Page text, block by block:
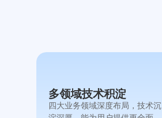
多领域技术积淀
四大业务领域深度布局，技术沉